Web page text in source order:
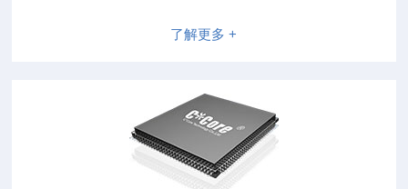
了解更多 +